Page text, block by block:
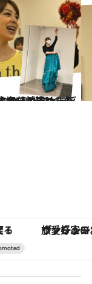
気がしますィ＆ヘルス
作が登場